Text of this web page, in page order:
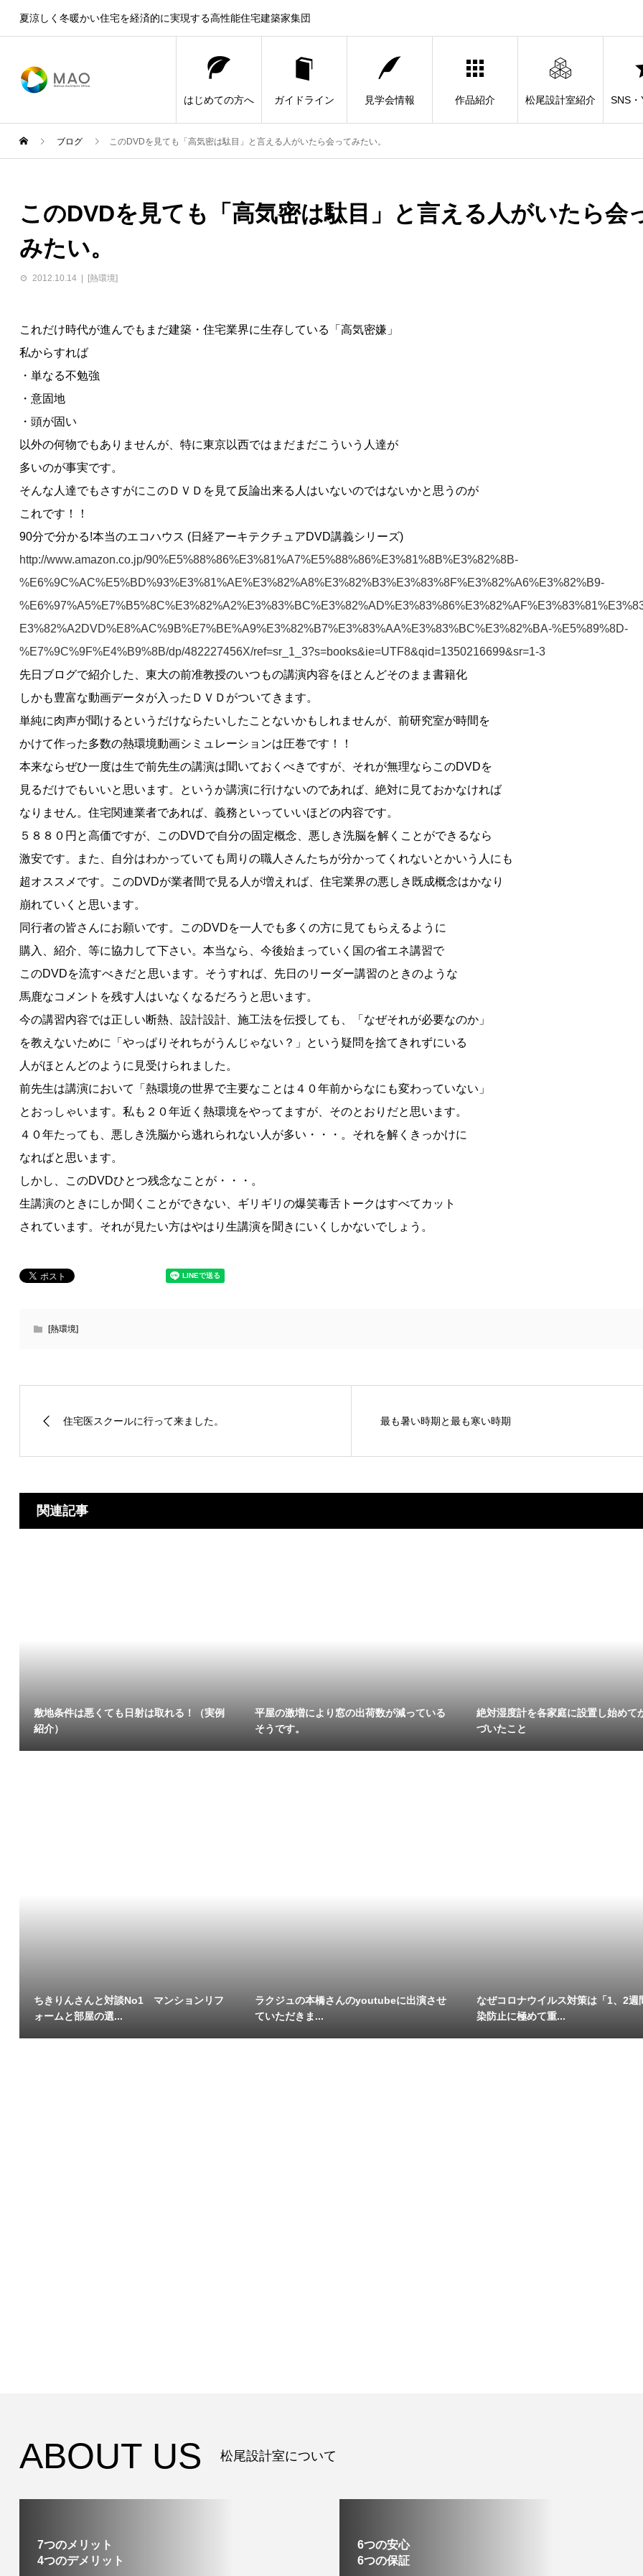
夏涼しく冬暖かい住宅を経済的に実現する高性能住宅建築家集団
はじめての方へ ガイドライン 見学会情報 作品紹介 松尾設計室紹介 SNS
ブログ このDVDを見ても「高気密は駄目」と言える人がいたら会ってみたい。
このDVDを見ても「高気密は駄目」と言える人がいたら会
みたい。
2012.10.14 [熱環境]
これだけ時代が進んでもまだ建築・住宅業界に生存している「高気密嫌」
私からすれば
・単なる不勉強
・意固地
・頭が固い
以外の何物でもありませんが、特に東京以西ではまだまだこういう人達が
多いのが事実です。
そんな人達でもさすがにこのＤＶＤを見て反論出来る人はいないのではないかと思うのが
これです！！
90分で分かる!本当のエコハウス (日経アーキテクチュアDVD講義シリーズ)
http://www.amazon.co.jp/90%E5%88%86%E3%81%A7%E5%88%86%E3%81%8B%E3%82%8B-
%E6%9C%AC%E5%BD%93%E3%81%AE%E3%82%A8%E3%82%B3%E3%83%8F%E3%82%A6%E3%82%B9-
E3%82%A2DVD%E8%AC%9B%E7%BE%A9%E3%82%B7%E3%83%AA%E3%83%BC%E3%82%BA-%E5%89%8D-
%E7%9C%9F%E4%B9%8B/dp/482227456X/ref=sr_1_3?s=books&ie=UTF8&qid=1350216699&sr=1-3
先日ブログで紹介した、東大の前准教授のいつもの講演内容をほとんどそのまま書籍化
しかも豊富な動画データが入ったＤＶＤがついてきます。
単純に肉声が聞けるというだけならたいしたことないかもしれませんが、前研究室が時間を
かけて作った多数の熱環境動画シミュレーションは圧巻です！！
本来ならぜひ一度は生で前先生の講演は聞いておくべきですが、それが無理ならこのDVDを
見るだけでもいいと思います。というか講演に行けないのであれば、絶対に見ておかなければ
なりません。住宅関連業者であれば、義務といっていいほどの内容です。
５８８０円と高価ですが、このDVDで自分の固定概念、悪しき洗脳を解くことができるなら
激安です。また、自分はわかっていても周りの職人さんたちが分かってくれないとかいう人にも
超オススメです。このDVDが業者間で見る人が増えれば、住宅業界の悪しき既成概念はかなり
崩れていくと思います。
同行者の皆さんにお願いです。このDVDを一人でも多くの方に見てもらえるように
購入、紹介、等に協力して下さい。本当なら、今後始まっていく国の省エネ講習で
このDVDを流すべきだと思います。そうすれば、先日のリーダー講習のときのような
馬鹿なコメントを残す人はいなくなるだろうと思います。
今の講習内容では正しい断熱、設計設計、施工法を伝授しても、「なぜそれが必要なのか」
を教えないために「やっぱりそれちがうんじゃない？」という疑問を捨てきれずにいる
人がほとんどのように見受けられました。
前先生は講演において「熱環境の世界で主要なことは４０年前からなにも変わっていない」
とおっしゃいます。私も２０年近く熱環境をやってますが、そのとおりだと思います。
４０年たっても、悪しき洗脳から逃れられない人が多い・・・。それを解くきっかけに
なればと思います。
しかし、このDVDひとつ残念なことが・・・。
生講演のときにしか聞くことができない、ギリギリの爆笑毒舌トークはすべてカット
されています。それが見たい方はやはり生講演を聞きにいくしかないでしょう。
[熱環境]
住宅医スクールに行って来ました。 最も暑い時期と最も寒い時期
関連記事
敷地条件は悪くても日射は取れる！（実例
紹介）
平屋の激増により窓の出荷数が減っている
そうです。
絶対湿度計を各家庭に設置し始めて
づいたこと
ちきりんさんと対談No1 マンションリフ
ォームと部屋の選...
ラクジュの本橋さんのyoutubeに出演させ
ていただきま...
なぜコロナウイルス対策は「1、2週
染防止に極めて重...
ABOUT US 松尾設計室について
7つのメリット
4つのデメリット
6つの安心
6つの保証